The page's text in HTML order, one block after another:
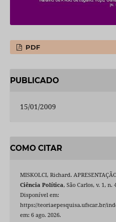
PDF
PUBLICADO
15/01/2009
COMO CITAR
MISKOLCI, Richard.
Ciência Política, São Carlos, v. 1, n.
Disponível em:
https://teoriaepesquisa.ufscar.br/
em: 6 ago. 2026.